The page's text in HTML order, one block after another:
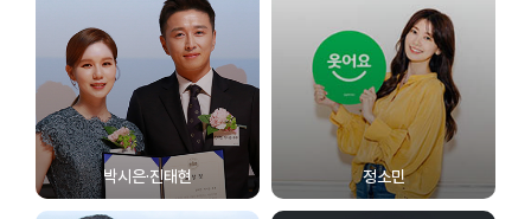
박시은·진태현 정소민